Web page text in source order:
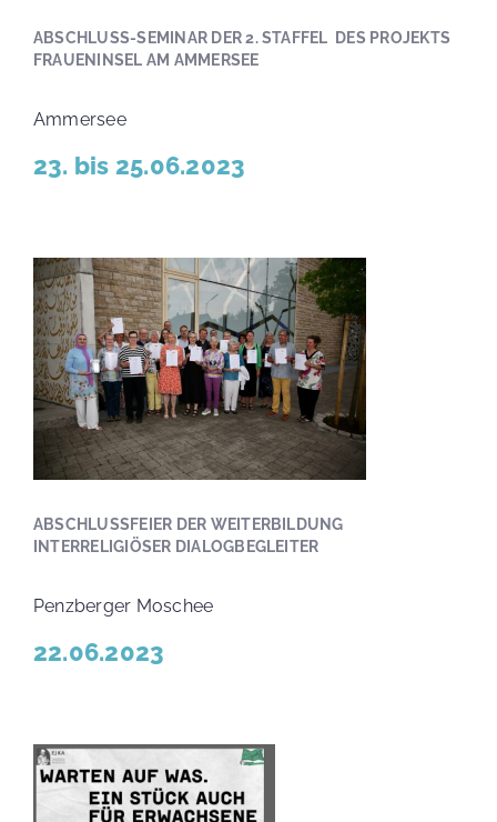
ABSCHLUSS-SEMINAR DER 2. STAFFEL DES PROJEKTS
FRAUENINSEL AM AMMERSEE
Ammersee
23. bis 25.06.2023
ABSCHLUSSFEIER DER WEITERBILDUNG
INTERRELIGIÖSER DIALOGBEGLEITER
Penzberger Moschee
22.06.2023